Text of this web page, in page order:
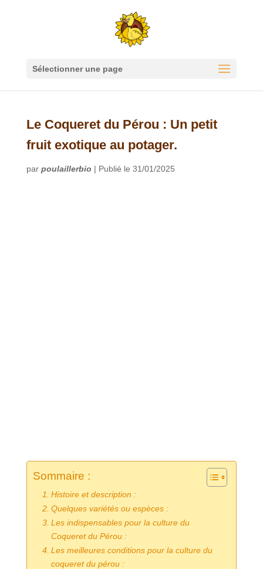
Sélectionner une page
Le Coqueret du Pérou : Un petit
fruit exotique au potager.
par poulaillerbio | Publié le 31/01/2025
Sommaire :
Histoire et description :
Quelques variétés ou espèces :
Les indispensables pour la culture du
Coqueret du Pérou :
Les meilleures conditions pour la culture du
coqueret du pérou :